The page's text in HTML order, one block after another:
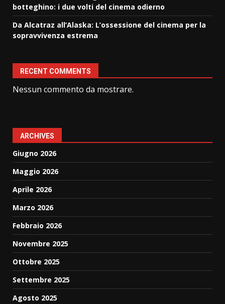
botteghino: i due volti del cinema odierno
Da Alcatraz all’Alaska: L’ossessione del cinema per la
sopravvivenza estrema
RECENT COMMENTS
Nessun commento da mostrare.
ARCHIVES
Giugno 2026
Maggio 2026
Aprile 2026
Marzo 2026
Febbraio 2026
Novembre 2025
Ottobre 2025
Settembre 2025
Agosto 2025